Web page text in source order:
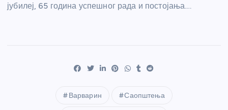
јубилеј, 65 година успешног рада и постојања.…
Варварин Саопштења